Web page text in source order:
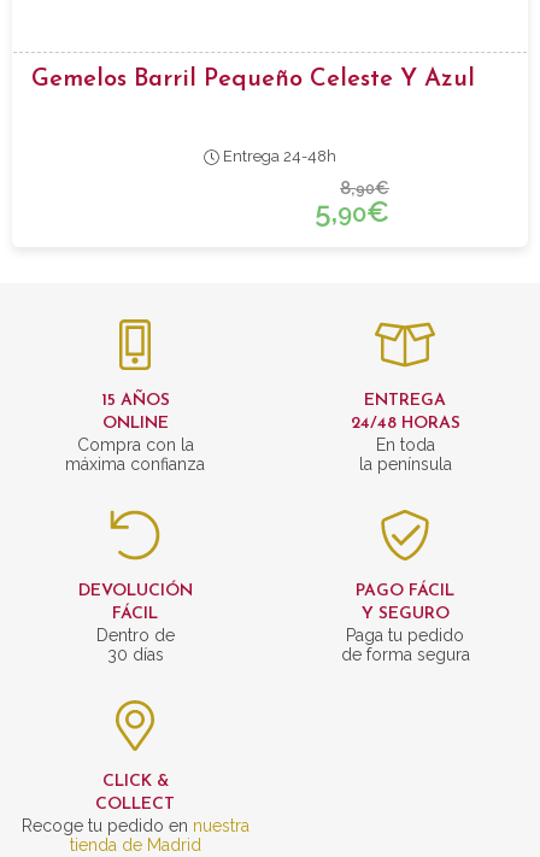
Gemelos Barril Pequeño Celeste Y Azul
Entrega 24-48h
8,90€
5,90€
15 AÑOS
ONLINE
Compra con la
máxima confianza
ENTREGA
24/48 HORAS
En toda
la península
DEVOLUCIÓN
FÁCIL
Dentro de
30 días
PAGO FÁCIL
Y SEGURO
Paga tu pedido
de forma segura
CLICK &
COLLECT
Recoge tu pedido en nuestra
tienda de Madrid